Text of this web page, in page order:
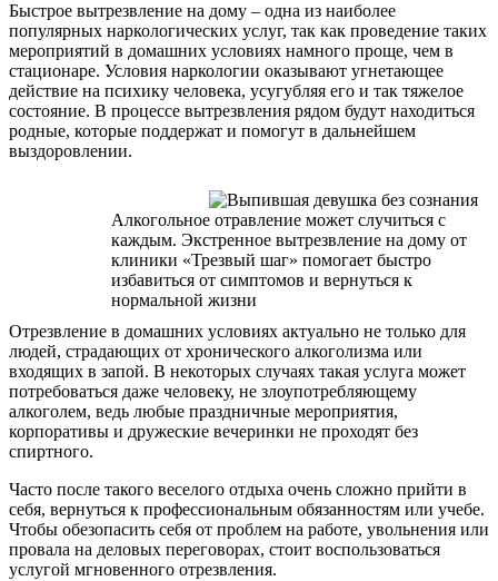
Быстрое вытрезвление на дому – одна из наиболее
популярных наркологических услуг, так как проведение таких
мероприятий в домашних условиях намного проще, чем в
стационаре. Условия наркологии оказывают угнетающее
действие на психику человека, усугубляя его и так тяжелое
состояние. В процессе вытрезвления рядом будут находиться
родные, которые поддержат и помогут в дальнейшем
выздоровлении.
Алкогольное отравление может случиться с
каждым. Экстренное вытрезвление на дому от
клиники «Трезвый шаг» помогает быстро
избавиться от симптомов и вернуться к
нормальной жизни
Отрезвление в домашних условиях актуально не только для
людей, страдающих от хронического алкоголизма или
входящих в запой. В некоторых случаях такая услуга может
потребоваться даже человеку, не злоупотребляющему
алкоголем, ведь любые праздничные мероприятия,
корпоративы и дружеские вечеринки не проходят без
спиртного.
Часто после такого веселого отдыха очень сложно прийти в
себя, вернуться к профессиональным обязанностям или учебе.
Чтобы обезопасить себя от проблем на работе, увольнения или
провала на деловых переговорах, стоит воспользоваться
услугой мгновенного отрезвления.